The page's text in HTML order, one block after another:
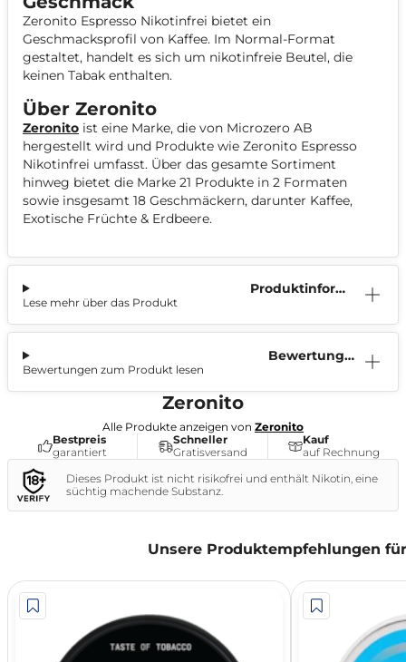
Zeronito Espresso Nikotinfrei bietet ein
Geschmacksprofil von Kaffee. Im Normal-Format
gestaltet, handelt es sich um nikotinfreie Beutel, die
keinen Tabak enthalten.
Über Zeronito
Zeronito ist eine Marke, die von Microzero AB
hergestellt wird und Produkte wie Zeronito Espresso
Nikotinfrei umfasst. Über das gesamte Sortiment
hinweg bietet die Marke 21 Produkte in 2 Formaten
sowie insgesamt 18 Geschmäckern, darunter Kaffee,
Exotische Früchte & Erdbeere.
Produktinform
Lese mehr über das Produkt
Bewertunge
Bewertungen zum Produkt lesen
Zeronito
Alle Produkte anzeigen von Zeronito
Bestpreis
garantiert
Schneller
Gratisversand
Kauf
auf Rechnung
Dieses Produkt ist nicht risikofrei und enthält Nikotin, eine
süchtig machende Substanz.
Unsere Produktempfehlungen